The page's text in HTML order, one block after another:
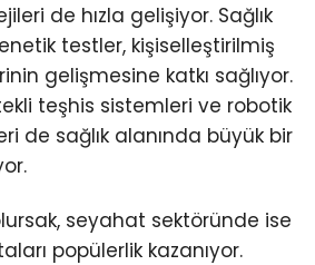
de hızla gelişiyor. Sağlık
testler, kişiselleştirilmiş
gelişmesine katkı sağlıyor.
teşhis sistemleri ve robotik
de sağlık alanında büyük bir
seyahat sektöründe ise
popülerlik kazanıyor.